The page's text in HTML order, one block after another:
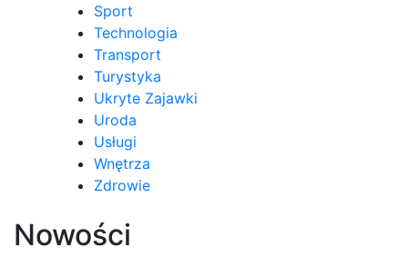
Sport
Technologia
Transport
Turystyka
Ukryte Zajawki
Uroda
Usługi
Wnętrza
Zdrowie
Nowości